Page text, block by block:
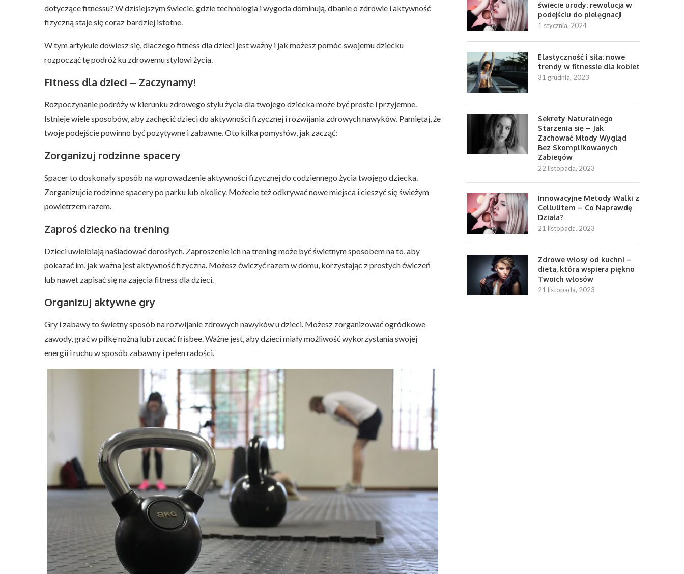
dotyczące fitnessu? W dzisiejszym świecie, gdzie technologia i wygoda dominują, dbanie o zdrowie i aktywność
fizyczną staje się coraz bardziej istotne.
W tym artykule dowiesz się, dlaczego fitness dla dzieci jest ważny i jak możesz pomóc swojemu dziecku
rozpocząć tę podróż ku zdrowemu stylowi życia.
Fitness dla dzieci – Zaczynamy!
Rozpoczynanie podróży w kierunku zdrowego stylu życia dla twojego dziecka może być proste i przyjemne.
Istnieje wiele sposobów, aby zachęcić dzieci do aktywności fizycznej i rozwijania zdrowych nawyków. Pamiętaj, że
twoje podejście powinno być pozytywne i zabawne. Oto kilka pomysłów, jak zacząć:
Zorganizuj rodzinne spacery
Spacer to doskonały sposób na wprowadzenie aktywności fizycznej do codziennego życia twojego dziecka.
Zorganizujcie rodzinne spacery po parku lub okolicy. Możecie też odkrywać nowe miejsca i cieszyć się świeżym
powietrzem razem.
Zaproś dziecko na trening
Dzieci uwielbiają naśladować dorosłych. Zaproszenie ich na trening może być świetnym sposobem na to, aby
pokazać im, jak ważna jest aktywność fizyczna. Możesz ćwiczyć razem w domu, korzystając z prostych ćwiczeń
lub nawet zapisać się na zajęcia fitness dla dzieci.
Organizuj aktywne gry
Gry i zabawy to świetny sposób na rozwijanie zdrowych nawyków u dzieci. Możesz zorganizować ogródkowe
zawody, grać w piłkę nożną lub rzucać frisbee. Ważne jest, aby dzieci miały możliwość wykorzystania swojej
energii i ruchu w sposób zabawny i pełen radości.
świecie urody: rewolucja w
podejściu do pielęgnacji
1 stycznia, 2024
Elastyczność i siła: nowe
trendy w fitnessie dla kobiet
31 grudnia, 2023
Sekrety Naturalnego
Starzenia się – Jak
Zachować Młody Wygląd
Bez Skomplikowanych
Zabiegów
22 listopada, 2023
Innowacyjne Metody Walki z
Cellulitem – Co Naprawdę
Działa?
21 listopada, 2023
Zdrowe włosy od kuchni –
dieta, która wspiera piękno
Twoich włosów
21 listopada, 2023